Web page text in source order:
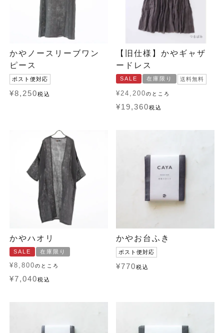
かやノースリーブワン
ピース
ポスト便対応
¥8,250税込
【旧仕様】かやギャザ
ードレス
SALE 在庫限り 送料無料
¥ 24,200のところ
¥19,360税込
かやハオリ
SALE 在庫限り
¥8,800のところ
¥7,040税込
かやお台ふき
ポスト便対応
¥770税込